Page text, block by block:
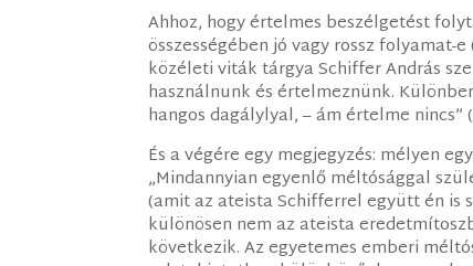
Ahhoz, hogy értelmes beszélgetést
összességében jó vagy rossz
közéleti viták tárgya Schiffer András
használnunk és értelmeznünk.
hangos dagálylyal, – ám értelme nincs”
És a végére egy megjegyzés: mélyen
„Mindannyian egyenlő méltósággal
(amit az ateista Schifferrel együtt én is
különösen nem az ateista
következik. Az egyetemes emberi